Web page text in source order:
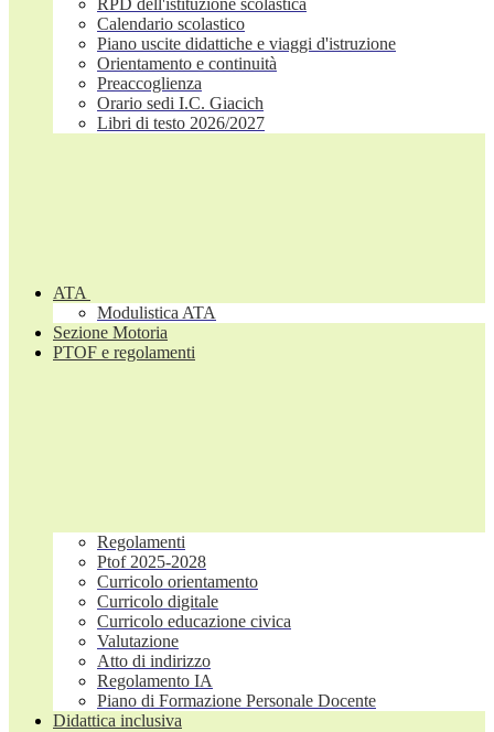
RPD dell'istituzione scolastica
Calendario scolastico
Piano uscite didattiche e viaggi d'istruzione
Orientamento e continuità
Preaccoglienza
Orario sedi I.C. Giacich
Libri di testo 2026/2027
ATA
Modulistica ATA
Sezione Motoria
PTOF e regolamenti
Regolamenti
Ptof 2025-2028
Curricolo orientamento
Curricolo digitale
Curricolo educazione civica
Valutazione
Atto di indirizzo
Regolamento IA
Piano di Formazione Personale Docente
Didattica inclusiva